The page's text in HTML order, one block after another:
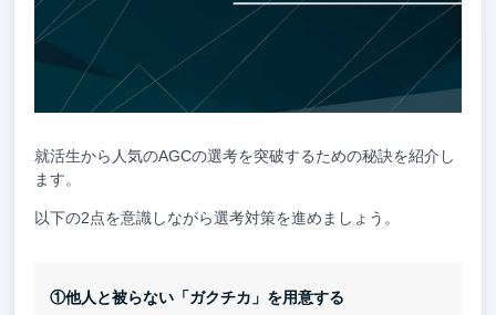
就活生から人気のAGCの選考を突破するための秘訣を紹介し
ます。
以下の2点を意識しながら選考対策を進めましょう。
①他人と被らない「ガクチカ」を用意する